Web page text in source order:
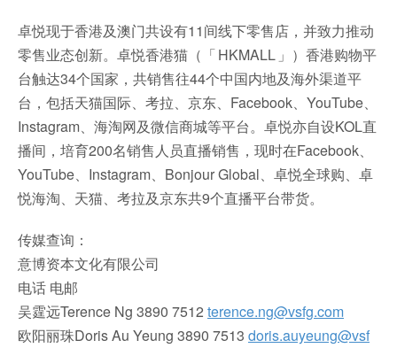
卓悦现于香港及澳门共设有11间线下零售店，并致力推动
零售业态创新。卓悦香港猫（「 HKMALL 」）香港购物平
台触达34个国家，共销售往44个中国内地及海外渠道平
台，包括天猫国际、考拉、京东、Facebook、YouTube、
Instagram、海淘网及微信商城等平台。卓悦亦自设KOL直
播间，培育200名销售人员直播销售，现时在Facebook、
YouTube、Instagram、Bonjour Global、卓悦全球购、卓
悦海淘、天猫、考拉及京东共9个直播平台带货。
传媒查询：
意博资本文化有限公司
电话 电邮
吴霆远Terence Ng 3890 7512 terence.ng@vsfg.com
欧阳丽珠Doris Au Yeung 3890 7513 doris.auyeung@vsf